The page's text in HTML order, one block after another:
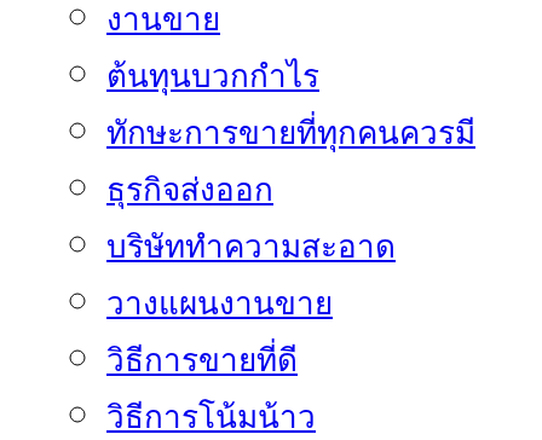
งานขาย
ต้นทุนบวกกำไร
ทักษะการขายที่ทุกคนควรมี
ธุรกิจส่งออก
บริษัททำความสะอาด
วางแผนงานขาย
วิธีการขายที่ดี
วิธีการโน้มน้าว